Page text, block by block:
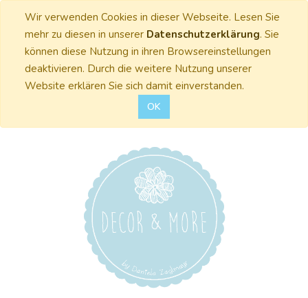
Wir verwenden Cookies in dieser Webseite. Lesen Sie
mehr zu diesen in unserer Datenschutzerklärung. Sie
können diese Nutzung in ihren Browsereinstellungen
deaktivieren. Durch die weitere Nutzung unserer
Website erklären Sie sich damit einverstanden.
OK